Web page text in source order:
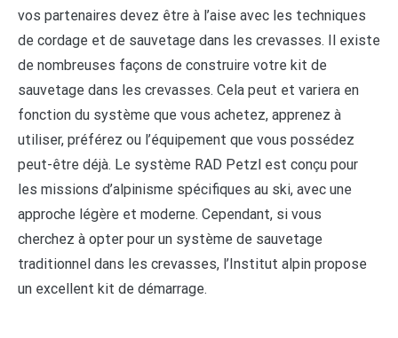
vos partenaires devez être à l’aise avec les techniques
de cordage et de sauvetage dans les crevasses. Il existe
de nombreuses façons de construire votre kit de
sauvetage dans les crevasses. Cela peut et variera en
fonction du système que vous achetez, apprenez à
utiliser, préférez ou l’équipement que vous possédez
peut-être déjà. Le système RAD Petzl est conçu pour
les missions d’alpinisme spécifiques au ski, avec une
approche légère et moderne. Cependant, si vous
cherchez à opter pour un système de sauvetage
traditionnel dans les crevasses, l’Institut alpin propose
un excellent kit de démarrage.